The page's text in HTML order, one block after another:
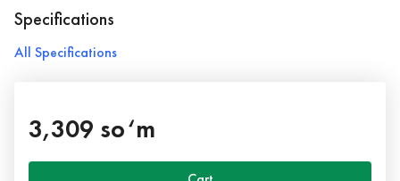
Specifications
All Specifications
3,309 so‘m